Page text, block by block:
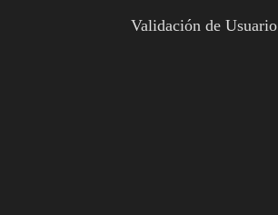
Validación de Usuario